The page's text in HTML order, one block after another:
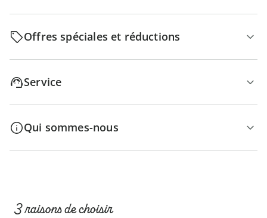
Offres spéciales et réductions
Service
Qui sommes-nous
3 raisons de choisir